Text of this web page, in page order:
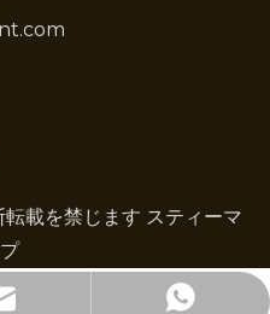
載を禁じます スティーマ